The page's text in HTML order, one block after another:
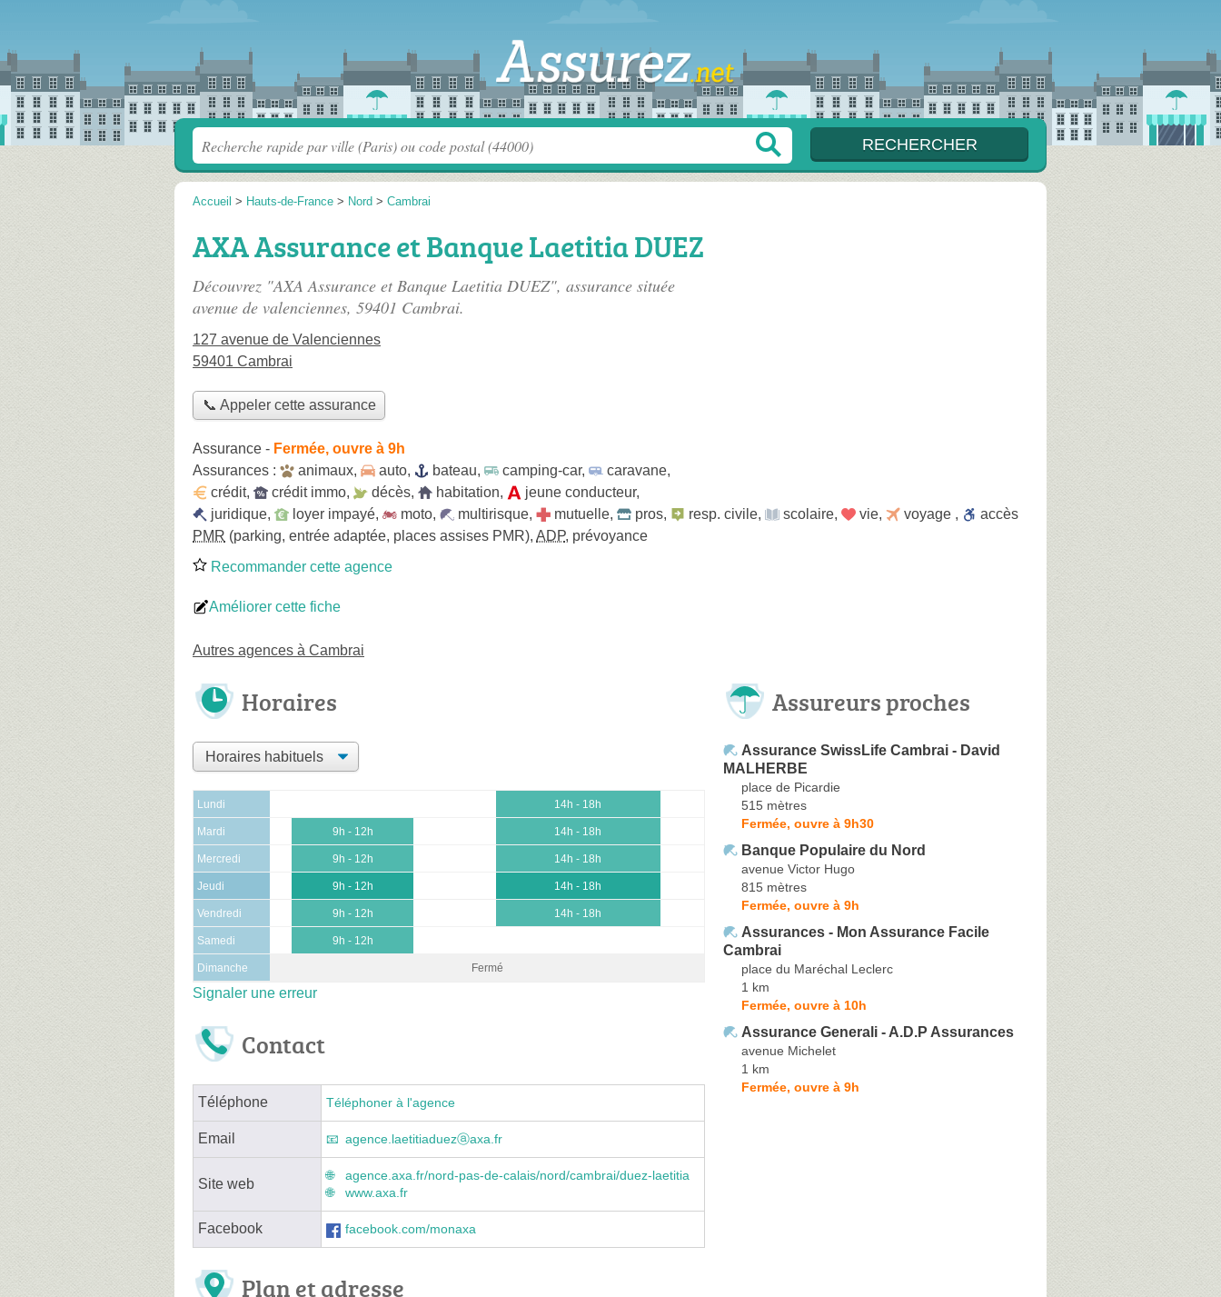
Accueil > Hauts-de-France > Nord > Cambrai
AXA Assurance et Banque Laetitia DUEZ
Découvrez "AXA Assurance et Banque Laetitia DUEZ", assurance située
avenue de valenciennes, 59401 Cambrai.
127 avenue de Valenciennes
59401 Cambrai
📞 Appeler cette assurance
Assurance - Fermée, ouvre à 9h
Assurances :
animaux, auto, bateau, camping-car, caravane,
crédit, crédit immo, décès, habitation, jeune conducteur,
juridique, loyer impayé, moto, multirisque, mutuelle, pros, resp. civile, scolaire, vie, voyage ,
accès
PMR (parking, entrée adaptée, places assises PMR), ADP, prévoyance
Recommander cette agence
Améliorer cette fiche
Autres agences à Cambrai
Horaires
Lundi 14h - 18h
Mardi 9h - 12h 14h - 18h
Mercredi 9h - 12h 14h - 18h
Jeudi 9h - 12h 14h - 18h
Vendredi 9h - 12h 14h - 18h
Samedi 9h - 12h
Dimanche Fermé
Signaler une erreur
Contact
Téléphone Téléphoner à l'agence
Email agence.laetitiaduezⓐaxa.fr
Site web
agence.axa.fr/nord-pas-de-calais/nord/cambrai/duez-laetitia
www.axa.fr
Facebook facebook.com/monaxa
Plan et adresse
Assureurs proches
Assurance SwissLife Cambrai - David
MALHERBE
place de Picardie
515 mètres
Fermée, ouvre à 9h30
Banque Populaire du Nord
avenue Victor Hugo
815 mètres
Fermée, ouvre à 9h
Assurances - Mon Assurance Facile
Cambrai
place du Maréchal Leclerc
1 km
Fermée, ouvre à 10h
Assurance Generali - A.D.P Assurances
avenue Michelet
1 km
Fermée, ouvre à 9h